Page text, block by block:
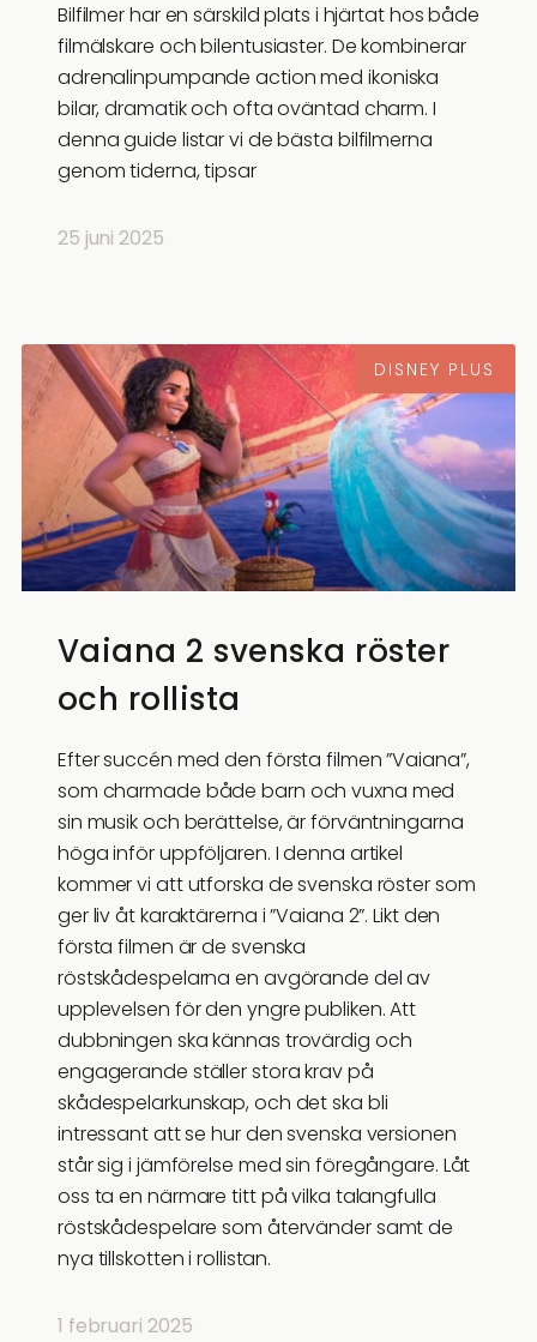
Bilfilmer har en särskild plats i hjärtat hos både
filmälskare och bilentusiaster. De kombinerar
adrenalinpumpande action med ikoniska
bilar, dramatik och ofta oväntad charm. I
denna guide listar vi de bästa bilfilmerna
genom tiderna, tipsar
25 juni 2025
DISNEY PLUS
Vaiana 2 svenska röster
och rollista
Efter succén med den första filmen ”Vaiana”,
som charmade både barn och vuxna med
sin musik och berättelse, är förväntningarna
höga inför uppföljaren. I denna artikel
kommer vi att utforska de svenska röster som
ger liv åt karaktärerna i ”Vaiana 2”. Likt den
första filmen är de svenska
röstskådespelarna en avgörande del av
upplevelsen för den yngre publiken. Att
dubbningen ska kännas trovärdig och
engagerande ställer stora krav på
skådespelarkunskap, och det ska bli
intressant att se hur den svenska versionen
står sig i jämförelse med sin föregångare. Låt
oss ta en närmare titt på vilka talangfulla
röstskådespelare som återvänder samt de
nya tillskotten i rollistan.
1 februari 2025